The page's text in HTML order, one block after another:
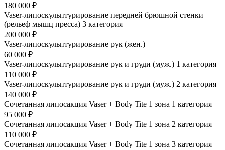
180 000 ₽
Vaser-липоскульптурирование передней брюшной стенки
(рельеф мышц пресса) 3 категория
200 000 ₽
Vaser-липоскульптурирование рук (жен.)
60 000 ₽
Vaser-липоскульптурирование рук и груди (муж.) 1 категория
110 000 ₽
Vaser-липоскульптурирование рук и груди (муж.) 2 категория
140 000 ₽
Сочетанная липосакция Vaser + Body Tite 1 зона 1 категория
95 000 ₽
Сочетанная липосакция Vaser + Body Tite 1 зона 2 категория
110 000 ₽
Сочетанная липосакция Vaser + Body Tite 1 зона 3 категория